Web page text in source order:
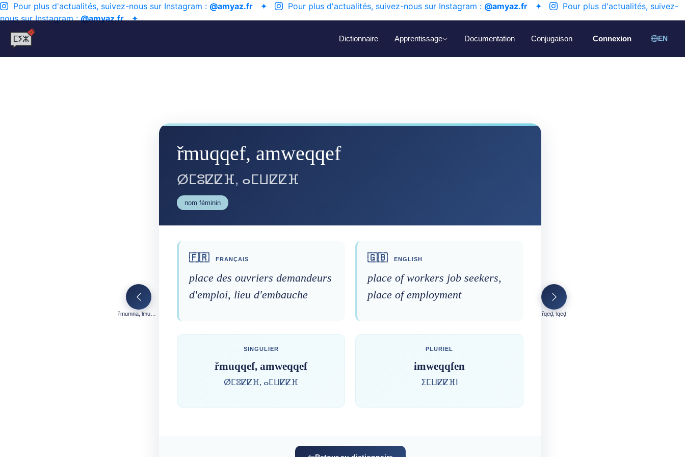
Pour plus d'actualités, suivez-nous sur Instagram : @amyaz.fr ✦ Pour plus d'actualités, suivez-nous sur Instagram : @amyaz.fr ✦
Pour plus d'actualités, suivez-
nous sur Instagram :@amyaz.fr✦
Dictionnaire Apprentissage Documentation Conjugaison Connexion EN
řmuqqef, amweqqef
ⵁⵎⵓⵇⵇⴼ, ⴰⵎⵡⵇⵇⴼ
nom féminin
🇫🇷 FRANÇAIS
place des ouvriers demandeurs
d'emploi, lieu d'embauche
🇬🇧 ENGLISH
place of workers job seekers,
place of employment
SINGULIER
řmuqqef, amweqqef
ⵁⵎⵓⵇⵇⴼ, ⴰⵎⵡⵇⵇⴼ
PLURIEL
imweqqfen
ⵉⵎⵡⵇⵇⴼⵏ
řqeḍ, lqeḍ